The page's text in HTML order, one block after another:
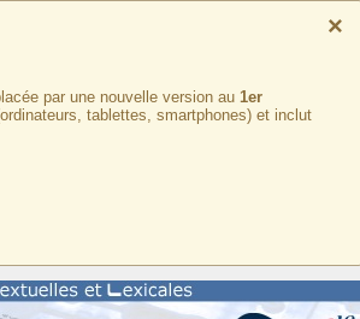
×
par une nouvelle version au 1er
tablettes, smartphones) et inclut